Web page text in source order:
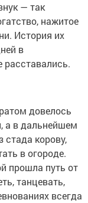
— так
нажитое
История их
в
расставались.
довелось
а в дальнейшем
стада корову,
в огороде.
прошла путь от
танцевать,
всегда